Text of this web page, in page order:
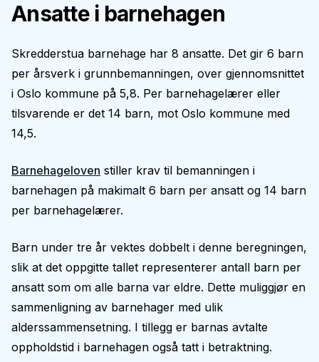
Ansatte i barnehagen
Skredderstua barnehage har 8 ansatte. Det gir 6 barn
per årsverk i grunnbemanningen, over gjennomsnittet
i Oslo kommune på 5,8. Per barnehagelærer eller
tilsvarende er det 14 barn, mot Oslo kommune med
14,5.
Barnehageloven stiller krav til bemanningen i
barnehagen på makimalt 6 barn per ansatt og 14 barn
per barnehagelærer.
Barn under tre år vektes dobbelt i denne beregningen,
slik at det oppgitte tallet representerer antall barn per
ansatt som om alle barna var eldre. Dette muliggjør en
sammenligning av barnehager med ulik
alderssammensetning. I tillegg er barnas avtalte
oppholdstid i barnehagen også tatt i betraktning.